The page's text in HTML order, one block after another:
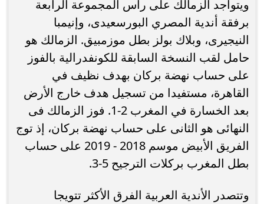
ويتواجد الزمالك على رأس المجموعة الرابعة
برفقة أندية المصري البورسعيدى، وإنيمبا
النيجيرى، وبلاك بولز بطل موزمبيق. الزمالك هو
حامل لقب النسخة السابقة للكونفدرالية بالفوز
على حساب نهضة بركان بهدف نظيف في
القاهرة، مستفيدا من تسجيل هدف خارج الأرض
بعد الخسارة في المغرب 2-1. فوز الزمالك فى
النهائى هو الثانى على حساب نهضة بركان، إذ توج
الفريق الأبيض موسم 2018 - 2019 على حساب
بطل المغرب بركلات الترجيح 5-3.
وتتصدر الأندية العربية الفرق الأكثر تتويجا